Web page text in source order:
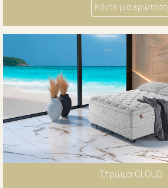
Κάντε μία ερώτηση
Στρώμα CLOUD